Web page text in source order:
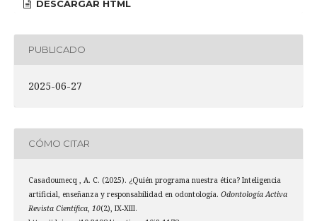
DESCARGAR HTML
PUBLICADO
2025-06-27
CÓMO CITAR
Casadoumecq , A. C. (2025). ¿Quién programa nuestra ética? Inteligencia
artificial, enseñanza y responsabilidad en odontología. Odontología Activa
Revista Científica, 10(2), IX-XIII.